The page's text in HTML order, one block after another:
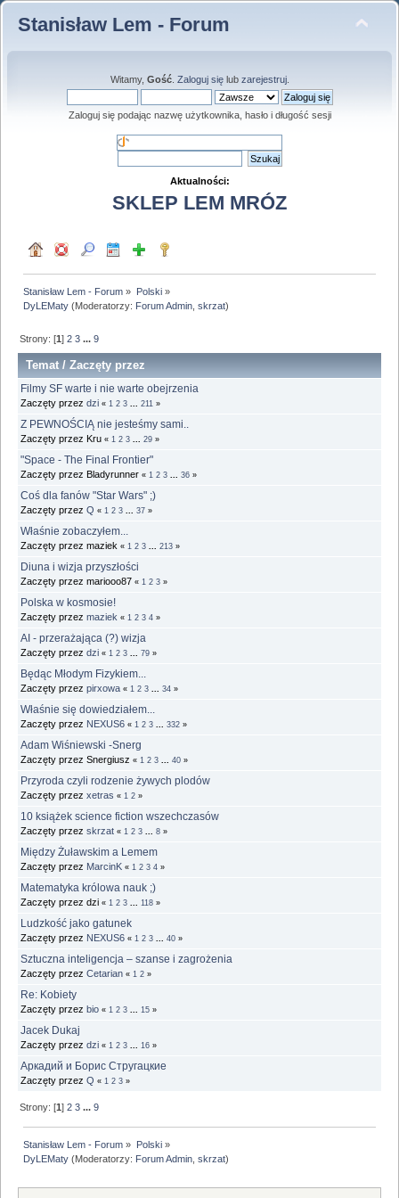
Stanisław Lem - Forum
Witamy, Gość. Zaloguj sięlub zarejestruj.
Zaloguj się podając nazwę użytkownika, hasło i długość sesji
Aktualności:
SKLEP LEM MRÓZ
Stanisław Lem - Forum » Polski»
DyLEMaty (Moderatorzy: Forum Admin ,skrzat)
Strony: [1]2 3 ...9
Temat /Zaczęty przez
Filmy SF warte i nie warte obejrzenia
Zaczęty przez dzi « 1 2 3 211 »
Z PEWNOŚCIĄ nie jesteśmy sami..
Zaczęty przez Kru « 1 2 3 29 »
"Space - The Final Frontier"
Zaczęty przez Bladyrunner « 1 2 3 36 »
Coś dla fanów "Star Wars" ;)
Zaczęty przez Q « 1 2 3 37 »
Właśnie zobaczyłem...
Zaczęty przez maziek « 1 2 3 213 »
Diuna i wizja przyszłości
Zaczęty przez mariooo87 « 1 2 3 »
Polska w kosmosie!
Zaczęty przez maziek « 1 2 3 4 »
AI - przerażająca (?) wizja
Zaczęty przez dzi « 1 2 3 79 »
Będąc Młodym Fizykiem...
Zaczęty przez pirxowa « 1 2 3 34 »
Właśnie się dowiedziałem...
Zaczęty przez NEXUS6 « 1 2 3 332 »
Adam Wiśniewski -Snerg
Zaczęty przez Snergiusz « 1 2 3 40 »
Przyroda czyli rodzenie żywych plodów
Zaczęty przez xetras « 1 2 »
10 książek science fiction wszechczasów
Zaczęty przez skrzat « 1 2 3 8 »
Między Żuławskim a Lemem
Zaczęty przez MarcinK « 1 2 3 4 »
Matematyka królowa nauk ;)
Zaczęty przez dzi « 1 2 3 118 »
Ludzkość jako gatunek
Zaczęty przez NEXUS6 « 1 2 3 40 »
Sztuczna inteligencja – szanse i zagrożenia
Zaczęty przez Cetarian « 1 2 »
Re: Kobiety
Zaczęty przez bio « 1 2 3 15 »
Jacek Dukaj
Zaczęty przez dzi « 1 2 3 16 »
Аркадий и Борис Стругацкие
Zaczęty przez Q « 1 2 3 »
Strony: [1]2 3 ...9
Stanisław Lem - Forum » Polski»
DyLEMaty (Moderatorzy: Forum Admin ,skrzat)